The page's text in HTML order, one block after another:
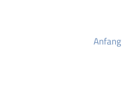
Anfang